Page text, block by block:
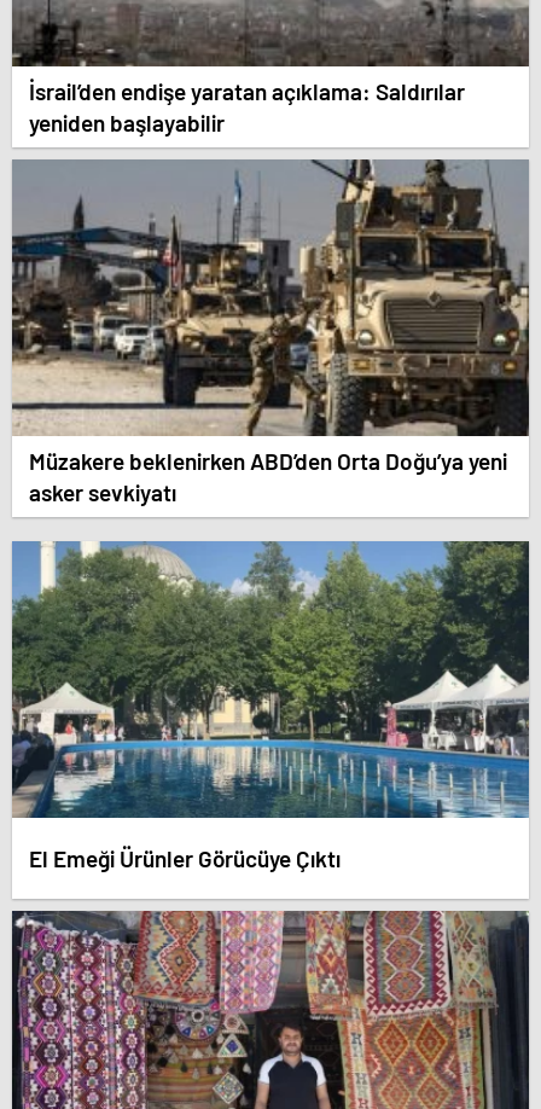
İsrail’den endişe yaratan açıklama: Saldırılar
yeniden başlayabilir
Müzakere beklenirken ABD’den Orta Doğu’ya yeni
asker sevkiyatı
El Emeği Ürünler Görücüye Çıktı